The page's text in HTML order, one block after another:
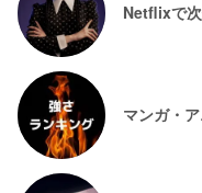
Netflixで
マンガ・